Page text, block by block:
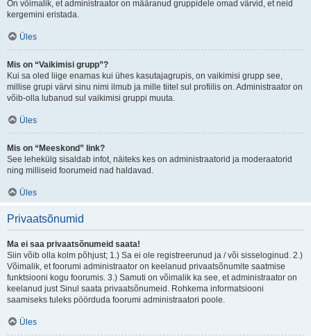
On võimalik, et administraator on määranud gruppidele omad värvid, et neid
kergemini eristada.
Üles
Mis on “Vaikimisi grupp”?
Kui sa oled liige enamas kui ühes kasutajagrupis, on vaikimisi grupp see,
millise grupi värvi sinu nimi ilmub ja mille tiitel sul profiilis on. Administraator on
võib-olla lubanud sul vaikimisi gruppi muuta.
Üles
Mis on “Meeskond” link?
See lehekülg sisaldab infot, näiteks kes on administraatorid ja moderaatorid
ning milliseid foorumeid nad haldavad.
Üles
Privaatsõnumid
Ma ei saa privaatsõnumeid saata!
Siin võib olla kolm põhjust; 1.) Sa ei ole registreerunud ja / või sisseloginud. 2.)
Võimalik, et foorumi administraator on keelanud privaatsõnumite saatmise
funktsiooni kogu foorumis. 3.) Samuti on võimalik ka see, et administraator on
keelanud just Sinul saata privaatsõnumeid. Rohkema informatsiooni
saamiseks tuleks pöörduda foorumi administraatori poole.
Üles